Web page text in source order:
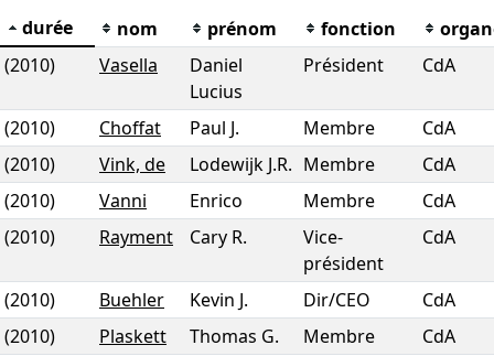
durée nom prénom fonction
(2010)
Vasella
Daniel
Lucius
Président CdA
(2010) Choffat Paul J. Membre
CdA
(2010)
Vink, de Lodewijk J.R. Membre
CdA
(2010)
Vanni Enrico Membre
CdA
(2010)
Rayment Cary R.
Vice-
président
CdA
(2010) Buehler Kevin J. Dir/CEO
CdA
(2010)
Plaskett Thomas G. Membre
CdA